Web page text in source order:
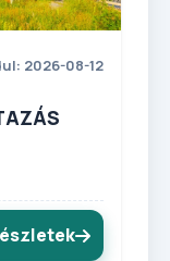
2026-08-12